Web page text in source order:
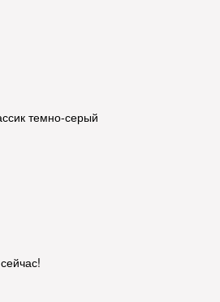
темно-серый